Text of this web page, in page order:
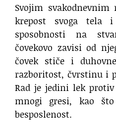
Svojim svakodnevnim
krepost svoga tela
sposobnosti na
čovekovo zavisi od
čovek stiče i
razboritost, čvrstinu i
Rad je jedini lek
mnogi gresi, kao
besposlenost.